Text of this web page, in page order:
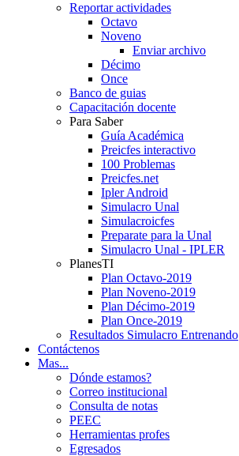
Reportar actividades
Octavo
Noveno
Enviar archivo
Décimo
Once
Banco de guias
Capacitación docente
Para Saber
Guía Académica
Preicfes interactivo
100 Problemas
Preicfes.net
Ipler Android
Simulacro Unal
Simulacroicfes
Preparate para la Unal
Simulacro Unal - IPLER
PlanesTI
Plan Octavo-2019
Plan Noveno-2019
Plan Décimo-2019
Plan Once-2019
Resultados Simulacro Entrenando
Contáctenos
Mas...
Dónde estamos?
Correo institucional
Consulta de notas
PEEC
Herramientas profes
Egresados